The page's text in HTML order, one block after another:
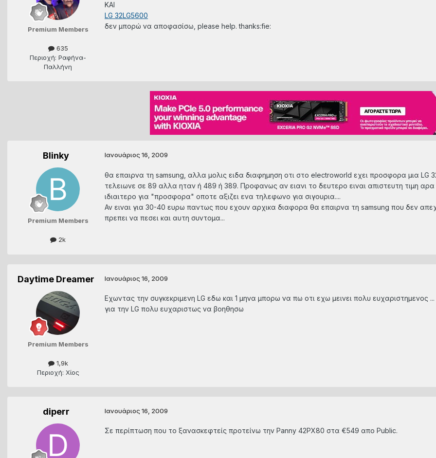
Premium Members
635
Περιοχή: Ραφήνα-
Παλλήνη
KAI
LG 32LG5600
δεν μπορώ να αποφασίσω, please help. thanks:fie:
Blinky
Premium Members
2k
Ιανουάριος 16, 2009
θα επαιρνα τη samsung, αλλα μολις ειδα διαφημηση οτι στο electroworld εχει προσφορα μια LG
τελειωνε σε 89 αλλα ηταν ή 489 ή 389. Προφανως αν ειανι το δευτερο ειναι απιστευτη τιμη
ιδιαιτερο για "προσφορα" οποτε αξιζει ενα τηλεφωνο για σιγουρια....
Αν ειναι για 30-40 ευρω παντως που εχουν αρχικα διαφορα θα επαιρνα τη samsung που δεν
πρεπει να πεσει και αυτη συντομα...
Daytime Dreamer
Premium Members
1,9k
Περιοχή: Χίος
Ιανουάριος 16, 2009
Εχωντας την συγκεκριμενη LG εδω και 1 μηνα μπορω να πω οτι εχω μεινει πολυ ευχαριστημενος
για την LG πολυ ευχαριστως να βοηθησω
diperr Ιανουάριος 16, 2009
Σε περίπτωση που το ξανασκεφτείς προτείνω την Panny 42PX80 στα €549 απο Public.